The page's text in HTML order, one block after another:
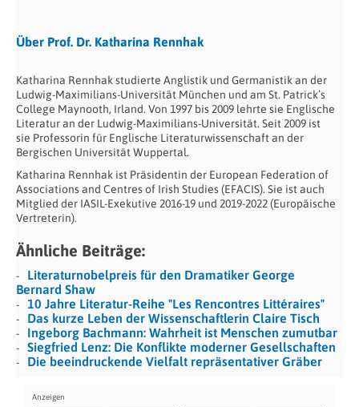
Über Prof. Dr. Katharina Rennhak
Katharina Rennhak studierte Anglistik und Germanistik an der
Ludwig-Maximilians-Universität München und am St. Patrick’s
College Maynooth, Irland. Von 1997 bis 2009 lehrte sie Englische
Literatur an der Ludwig-Maximilians-Universität. Seit 2009 ist
sie Professorin für Englische Literaturwissenschaft an der
Bergischen Universität Wuppertal.
Katharina Rennhak ist Präsidentin der European Federation of
Associations and Centres of Irish Studies (EFACIS). Sie ist auch
Mitglied der IASIL-Exekutive 2016-19 und 2019-2022 (Europäische
Vertreterin).
Ähnliche Beiträge:
Literaturnobelpreis für den Dramatiker George
Bernard Shaw
10 Jahre Literatur-Reihe "Les Rencontres Littéraires"
Das kurze Leben der Wissenschaftlerin Claire Tisch
Ingeborg Bachmann: Wahrheit ist Menschen zumutbar
Siegfried Lenz: Die Konflikte moderner Gesellschaften
Die beeindruckende Vielfalt repräsentativer Gräber